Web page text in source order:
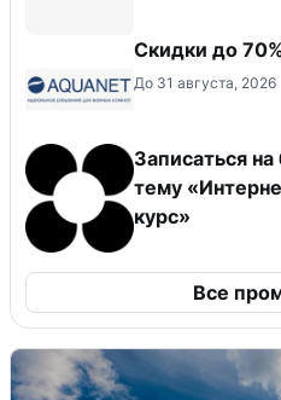
Скидки до
До 31 августа, 2026
Записаться
тему
курс»
Все